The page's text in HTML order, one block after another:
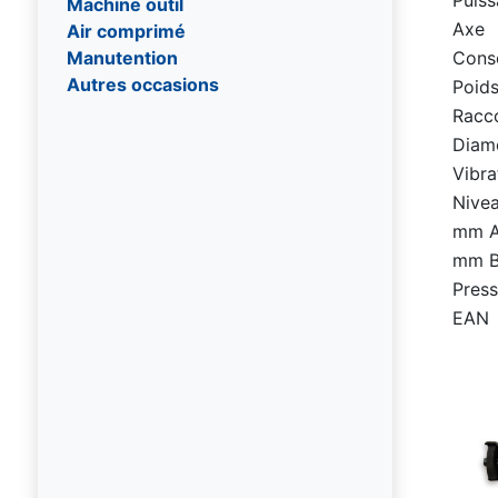
Machine outil
Air comprimé
Manutention
Autres occasions
Axe
mm
mm
EAN